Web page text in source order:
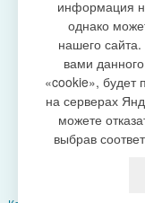
ЭЛ
информация
однако
нашего
вами
«cookie», будет
на серверах
можете
выбрав